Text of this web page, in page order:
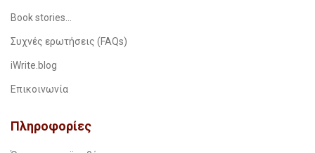
Book stories…
Συχνές ερωτήσεις (FAQs)
iWrite.blog
Επικοινωνία
Πληροφορίες